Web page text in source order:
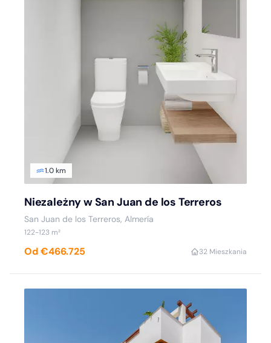
1.0 km
Niezależny w San Juan de los Terreros
San Juan de los Terreros, Almería
122-123 m²
Od €466.725 32 Mieszkania